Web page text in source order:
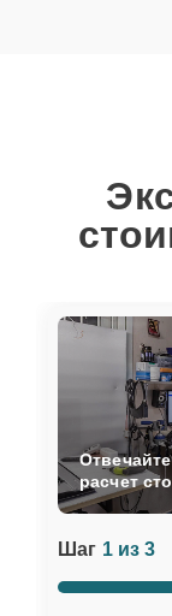
Шаг 1 из 3
расчет